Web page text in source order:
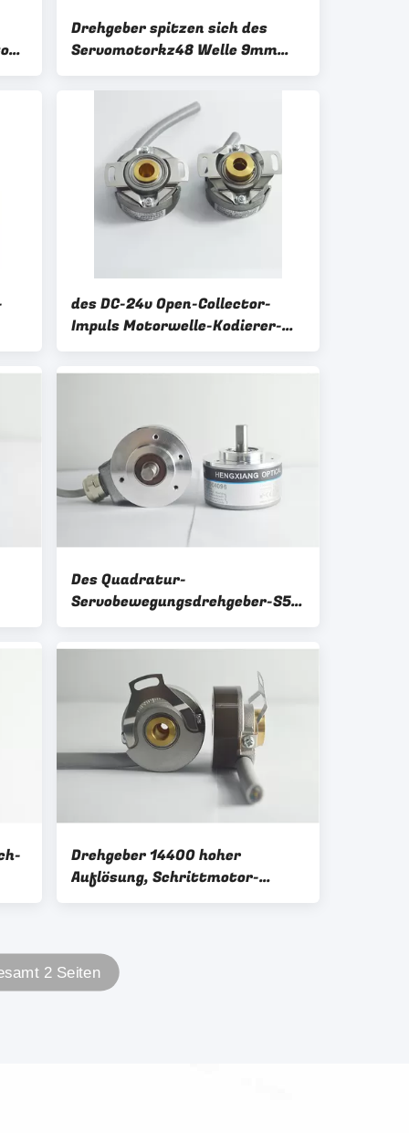
Drehgeber spitzen sich des
Servomotorkz48 Welle 9mm
4096 Pole-Leitungstreiber
G05L-C der Entschließungs-8 zu
des DC-24v Open-Collector-
Impuls Motorwelle-Kodierer-
KN40 NPN des Ertrag-1024
Des Quadratur-
Servobewegungsdrehgeber-S52
der Vollwelle-16384 Ertrag
Entschließungs-des
Drehgeber 14400 hoher
Auflösung, Schrittmotor-
Drehgeber IP40
2 Seiten